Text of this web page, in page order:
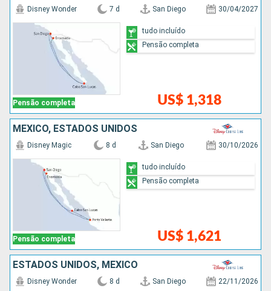
Pensão completa
Disney Wonder 7 d San Diego 30/04/2027
US$ 1,318
tudo incluído
Pensão completa
MÉXICO, ESTADOS UNIDOS
Pensão completa
Disney Magic 8 d San Diego 30/10/2026
US$ 1,621
tudo incluído
Pensão completa
ESTADOS UNIDOS, MÉXICO
Disney Wonder 8 d San Diego 22/11/2026